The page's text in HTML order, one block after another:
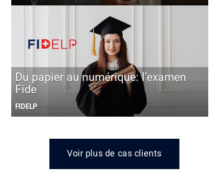
Du papier au numérique: l’examen
Fide
FIDELP
Voir plus de cas clients